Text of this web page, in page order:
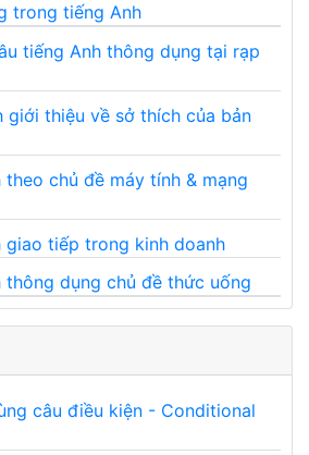
trong tiếng Anh
tiếng Anh thông dụng tại rạp
giới thiệu về sở thích của bản
chủ đề máy tính & mạng
giao tiếp trong kinh doanh
thông dụng chủ đề thức uống
câu điều kiện - Conditional